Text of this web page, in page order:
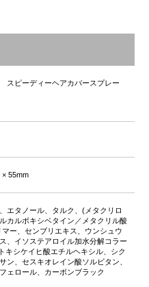
スピーディーヘアカバースプレー
× 55mm
エタノール、タルク、(メタクリロ
カルボキシベタイン／メタクリル酸
ー、センブリエキス、ウンシュウ
、イソステアロイル加水分解コラー
キシケイヒ酸エチルヘキシル、シク
ン、セスキオレイン酸ソルビタン、
ェロール、カーボンブラック